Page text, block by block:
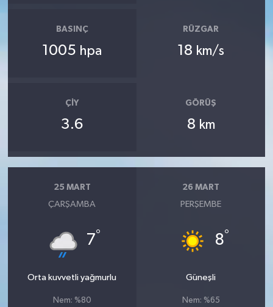
BASINÇ
1005 hpa
RÜZGAR
18 km/s
ÇIY
3.6
GÖRÜŞ
8 km
25 MART
ÇARŞAMBA
7°
Orta kuvvetli yağmurlu
Nem: %80
26 MART
PERŞEMBE
8°
Güneşli
Nem: %65